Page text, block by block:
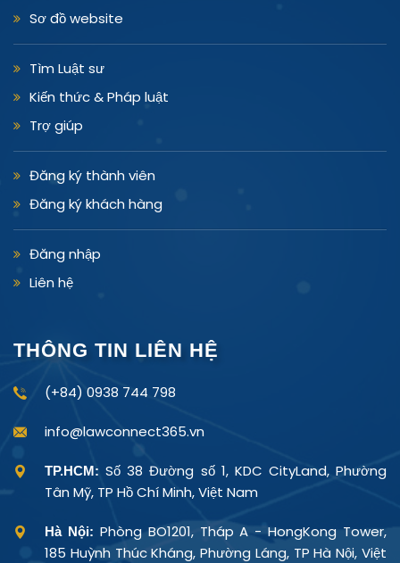
Sơ đồ website
Tìm Luật sư
Kiến thức & Pháp luật
Trợ giúp
Đăng ký thành viên
Đăng ký khách hàng
Đăng nhập
Liên hệ
THÔNG TIN LIÊN HỆ
(+84) 0938 744 798
info@lawconnect365.vn
TP.HCM:Số 38 Đường số 1, KDC CityLand, Phường
Tân Mỹ, TP Hồ Chí Minh, Việt Nam
Hà Nội: Phòng BO1201, Tháp A - HongKong Tower,
185 Huỳnh Thúc Kháng, Phường Láng, TP Hà Nội, Việt